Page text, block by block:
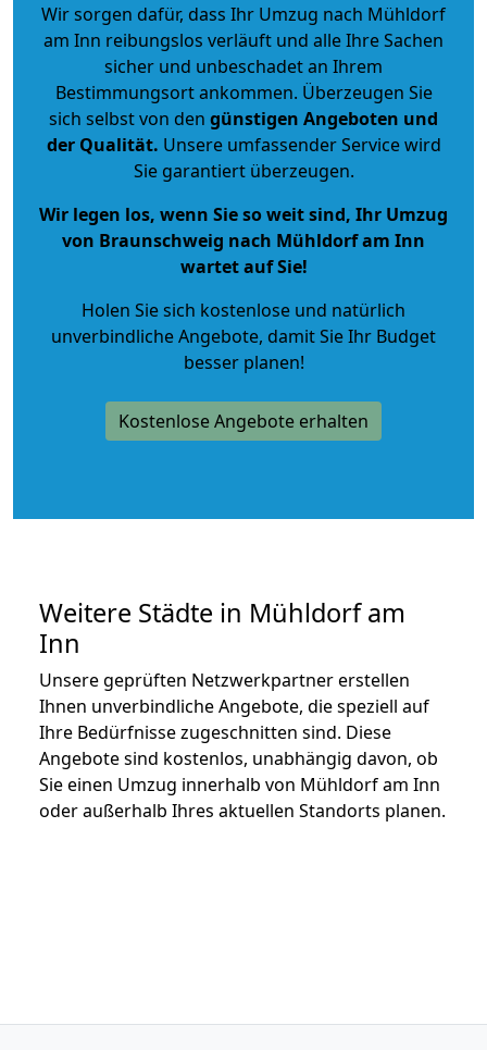
Wir sorgen dafür, dass Ihr Umzug nach Mühldorf
am Inn reibungslos verläuft und alle Ihre Sachen
sicher und unbeschadet an Ihrem
Bestimmungsort ankommen. Überzeugen Sie
sich selbst von den günstigen Angeboten und
der Qualität. Unsere umfassender Service wird
Sie garantiert überzeugen.
Wir legen los, wenn Sie so weit sind, Ihr Umzug
von Braunschweig nach Mühldorf am Inn
wartet auf Sie!
Holen Sie sich kostenlose und natürlich
unverbindliche Angebote, damit Sie Ihr Budget
besser planen!
Kostenlose Angebote erhalten
Weitere Städte in Mühldorf am
Inn
Unsere geprüften Netzwerkpartner erstellen
Ihnen unverbindliche Angebote, die speziell auf
Ihre Bedürfnisse zugeschnitten sind. Diese
Angebote sind kostenlos, unabhängig davon, ob
Sie einen Umzug innerhalb von Mühldorf am Inn
oder außerhalb Ihres aktuellen Standorts planen.